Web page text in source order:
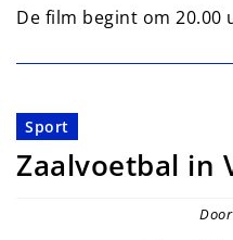
De film begint om 20.00
Sport
Zaalvoetbal in